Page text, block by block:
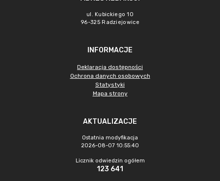
ul. Kubickiego 10
96-325 Radziejowice
INFORMACJE
Deklaracja dostępności
Ochrona danych osobowych
Statystyki
Mapa strony
AKTUALIZACJE
Ostatnia modyfikacja
2026-08-07 10:55:40
Licznik odwiedzin ogółem
123 641